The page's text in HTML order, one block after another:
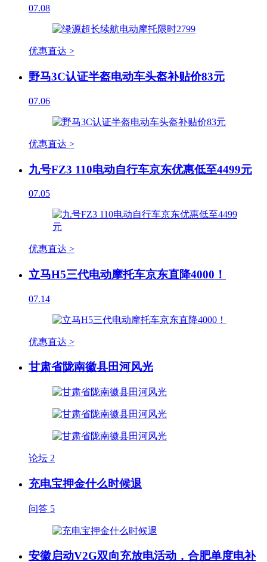
07.08
优惠直达 >
野马3C认证半盔电动车头盔补贴价83元
07.06
优惠直达 >
九号FZ3 110电动自行车京东优惠低至4499元
07.05
优惠直达 >
立马H5三代电动摩托车京东直降4000！
07.14
优惠直达 >
甘肃省陇南徽县田河风光
论坛 2
充电宝押金什么时候退
问答 5
安徽启动V2G双向充放电活动，合肥单度电补